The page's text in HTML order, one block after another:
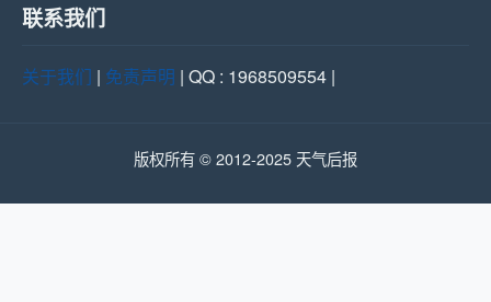
联系我们
关于我们 | 免责声明 | QQ : 1968509554 |
版权所有 © 2012-2025 天气后报